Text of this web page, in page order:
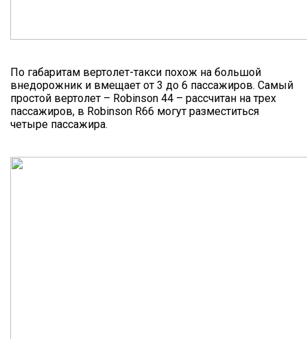
По габаритам вертолет-такси похож на большой
внедорожник и вмещает от 3 до 6 пассажиров. Самый
простой вертолет – Robinson 44 – рассчитан на трех
пассажиров, в Robinson R66 могут разместиться
четыре пассажира.